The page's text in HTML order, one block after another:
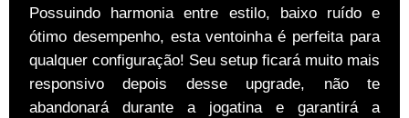
Possuindo harmonia entre estilo, baixo ruído e
ótimo desempenho, esta ventoinha é perfeita para
qualquer configuração! Seu setup ficará muito mais
responsivo depois desse upgrade, não te
abandonará durante a jogatina e garantirá a